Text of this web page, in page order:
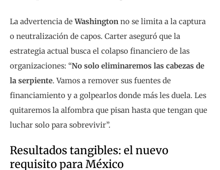
La advertencia deWashington no se limita a la captura
o neutralización de capos. Carter aseguró que la
estrategia actual busca el colapso financiero de las
organizaciones: “No solo eliminaremos las cabezas de
la serpiente. Vamos a remover sus fuentes de
financiamiento y a golpearlos donde más les duela. Les
quitaremos la alfombra que pisan hasta que tengan que
luchar solo para sobrevivir”.
Resultados tangibles: el nuevo
requisito para México